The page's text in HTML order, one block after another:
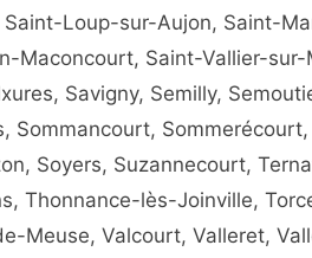
Saint-Loup-sur-Aujon, Saint-
Maconcourt, Saint-Vallier-sur-
Savigny, Semilly,
Sommancourt,
Soyers, Suzannecourt,
Thonnance-lès-Joinville,
Meuse, Valcourt, Valleret,